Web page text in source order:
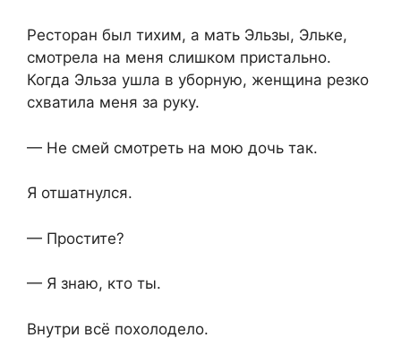
Ресторан был тихим, а мать Эльзы, Эльке,
смотрела на меня слишком пристально.
Когда Эльза ушла в уборную, женщина резко
схватила меня за руку.
— Не смей смотреть на мою дочь так.
Я отшатнулся.
— Простите?
— Я знаю, кто ты.
Внутри всё похолодело.